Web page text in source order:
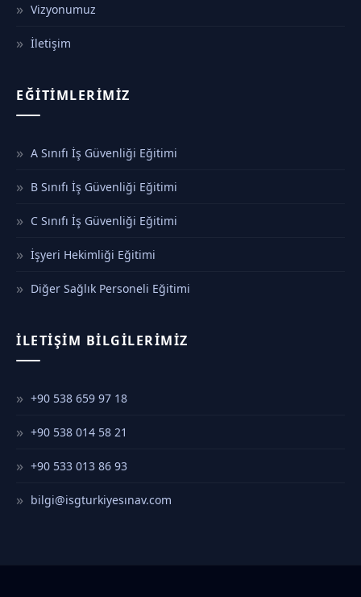
Vizyonumuz
İletişim
EĞITIMLERIMIZ
A Sınıfı İş Güvenliği Eğitimi
B Sınıfı İş Güvenliği Eğitimi
C Sınıfı İş Güvenliği Eğitimi
İşyeri Hekimliği Eğitimi
Diğer Sağlık Personeli Eğitimi
İLETIŞIM BILGILERIMIZ
+90 538 659 97 18
+90 538 014 58 21
+90 533 013 86 93
bilgi@isgturkiyesınav.com